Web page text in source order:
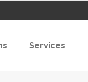
Services